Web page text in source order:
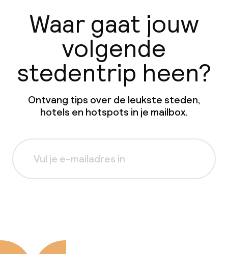
Waar gaat jouw
volgende
stedentrip heen?
Ontvang tips over de leukste steden,
hotels en hotspots in je mailbox.